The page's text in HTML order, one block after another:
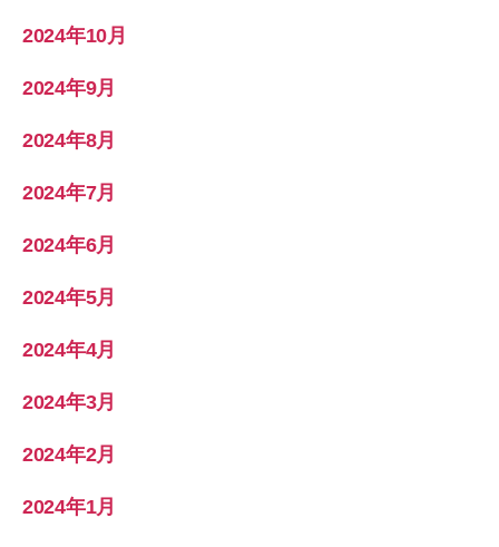
2024年10月
2024年9月
2024年8月
2024年7月
2024年6月
2024年5月
2024年4月
2024年3月
2024年2月
2024年1月